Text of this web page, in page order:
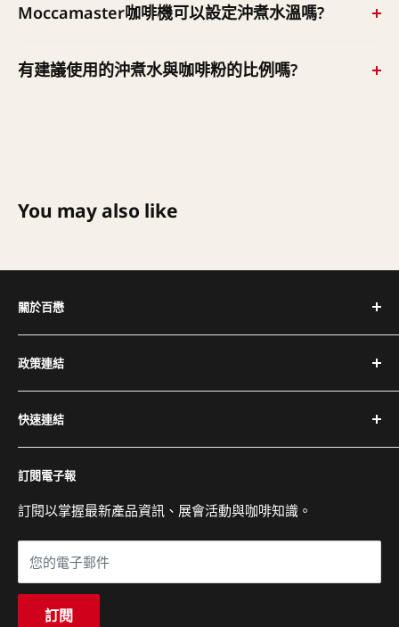
附在內壁上的咖啡油垢分離，或著可加入些許小蘇打粉與
Moccamaster咖啡機可以設定沖煮水溫嗎?
用固定水溫，且符合ECBC沖煮標準，無須再設定水溫。
有建議使用的沖煮水與咖啡粉的比例嗎?
You may also like
關於百懋
深耕台灣咖啡產業 30+ 年，代理全球頂尖咖啡設備品牌，
提供完整設備與專業維修服務。
電話：(02) 2504-1425
Email：service@cojaft.com.tw
公司：104 台北市中山區農安街 164 號 3 樓
展示間：104 台北市中山區農安街 227-1 號 1 樓
營業時間：週一至週五 09:00 - 18:00
政策連結
隱私權政策
退換貨與退款政策
運送政策
服務條款
快速連結
關於百懋
客戶案例
聯絡我們
常見問題
訂閱電子報
訂閱以掌握最新產品資訊、展會活動與咖啡知識。
您的電子郵件
訂閱